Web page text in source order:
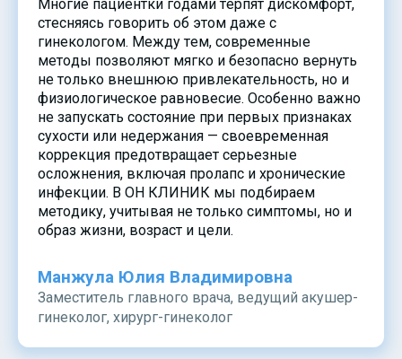
Многие пациентки годами терпят дискомфорт,
стесняясь говорить об этом даже с
гинекологом. Между тем, современные
методы позволяют мягко и безопасно вернуть
не только внешнюю привлекательность, но и
физиологическое равновесие. Особенно важно
не запускать состояние при первых признаках
сухости или недержания — своевременная
коррекция предотвращает серьезные
осложнения, включая пролапс и хронические
инфекции. В ОН КЛИНИК мы подбираем
методику, учитывая не только симптомы, но и
образ жизни, возраст и цели.
Манжула Юлия Владимировна
Заместитель главного врача, ведущий акушер-
гинеколог, хирург-гинеколог